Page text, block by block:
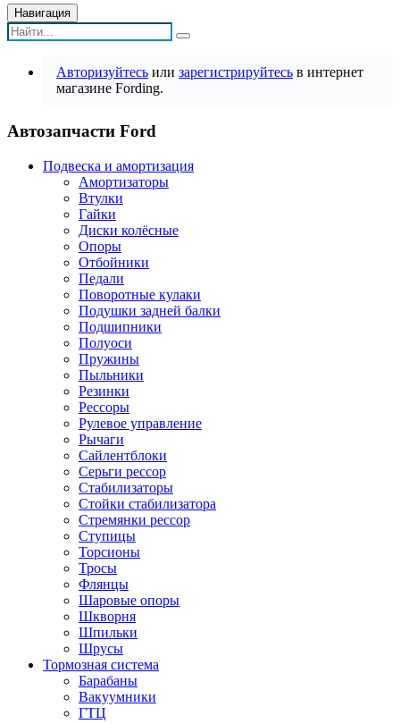
Навигация
Авторизуйтесь или зарегистрируйтесь в интернет
магазине Fording.
Автозапчасти Ford
Подвеска и амортизация
Амортизаторы
Втулки
Гайки
Диски колёсные
Опоры
Отбойники
Педали
Поворотные кулаки
Подушки задней балки
Подшипники
Полуоси
Пружины
Пыльники
Резинки
Рессоры
Рулевое управление
Рычаги
Сайлентблоки
Серьги рессор
Стабилизаторы
Стойки стабилизатора
Стремянки рессор
Ступицы
Торсионы
Тросы
Флянцы
Шаровые опоры
Шкворня
Шпильки
Шрусы
Тормозная система
Барабаны
Вакуумники
ГТЦ